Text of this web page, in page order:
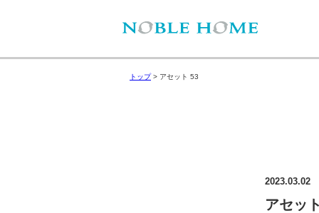
トップ> アセット 53
2023.03.02
アセッ